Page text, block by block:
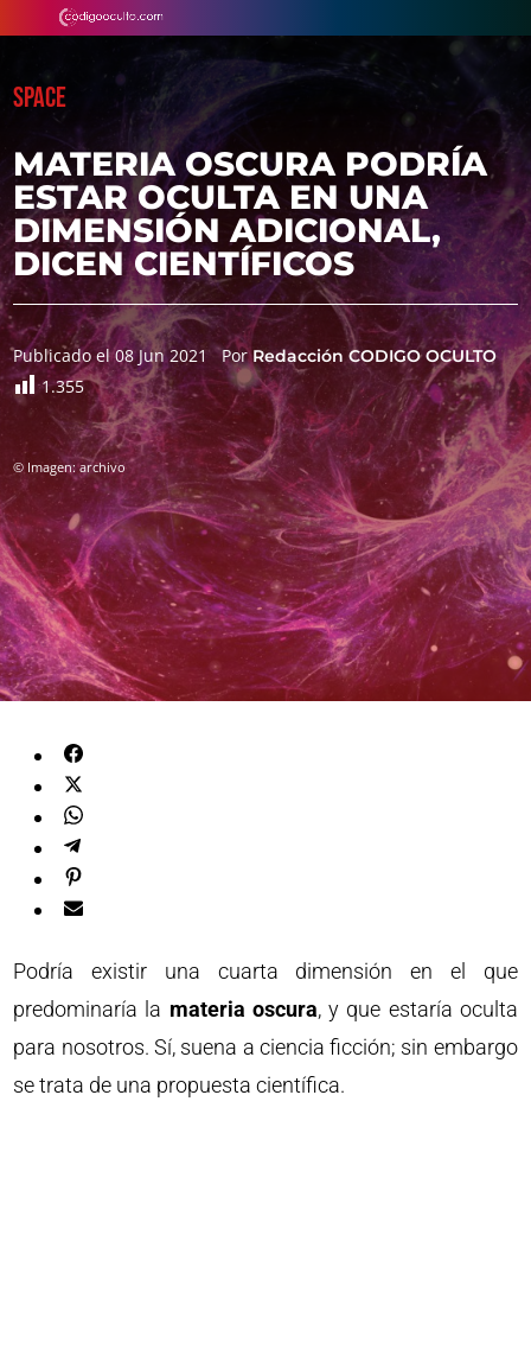
SPACE
MATERIA OSCURA PODRÍA
ESTAR OCULTA EN UNA
DIMENSIÓN ADICIONAL,
DICEN CIENTÍFICOS
Publicado el 08 Jun 2021 PorRedacción CODIGO OCULTO
1.355
© Imagen: archivo
Podría existir una cuarta dimensión en el que
predominaría la materia oscura, y que estaría oculta
para nosotros. Sí, suena a ciencia ficción; sin embargo
se trata de una propuesta científica.